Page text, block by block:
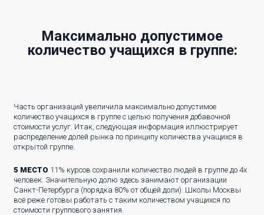
Максимально допустимое
количество учащихся в группе:
Часть организаций увеличила максимально допустимое
количество учащихся в группе с целью получения добавочной
стоимости услуг. Итак, следующая информация иллюстрирует
распределение долей рынка по принципу количества учащихся в
открытой группе.
5 МЕСТО 11% курсов сохранили количество людей в группе до 4х
человек. Значительную долю здесь занимают организации
Санкт-Петербурга (порядка 80% от общей доли). Школы Москвы
всё реже готовы работать с таким количеством учащихся по
стоимости группового занятия.